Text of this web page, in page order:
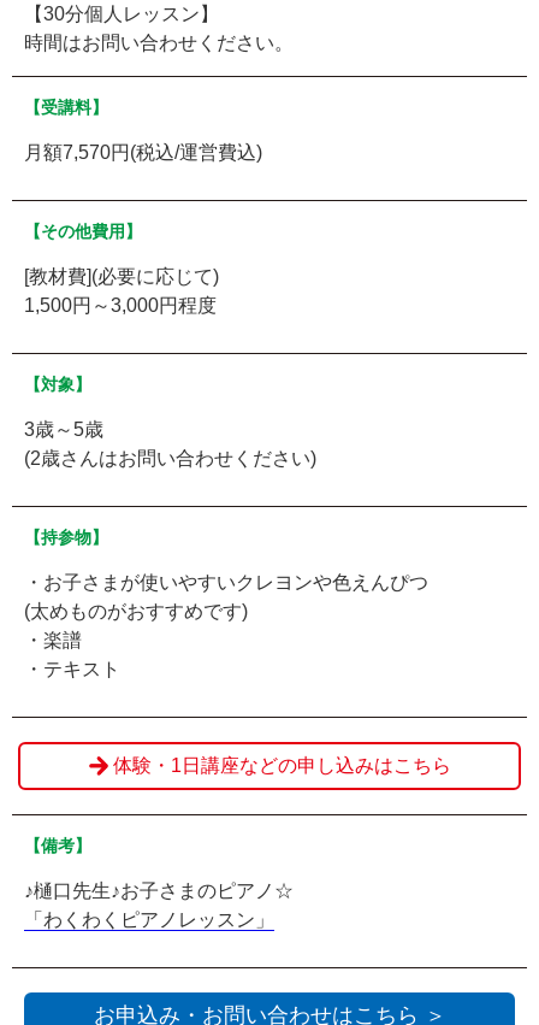
【30分個人レッスン】
時間はお問い合わせください。
【受講料】
月額7,570円(税込/運営費込)
【その他費用】
[教材費](必要に応じて)
1,500円～3,000円程度
【対象】
3歳～5歳
(2歳さんはお問い合わせください)
【持参物】
・お子さまが使いやすいクレヨンや色えんぴつ
(太めものがおすすめです)
・楽譜
・テキスト
体験・1日講座などの申し込みはこちら
【備考】
♪樋口先生♪お子さまのピアノ☆
「わくわくピアノレッスン」
お申込み・お問い合わせはこちら ＞